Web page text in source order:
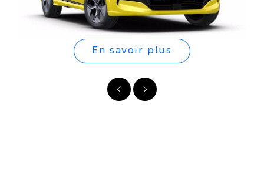
Suivant
Précédent
En savoir plus